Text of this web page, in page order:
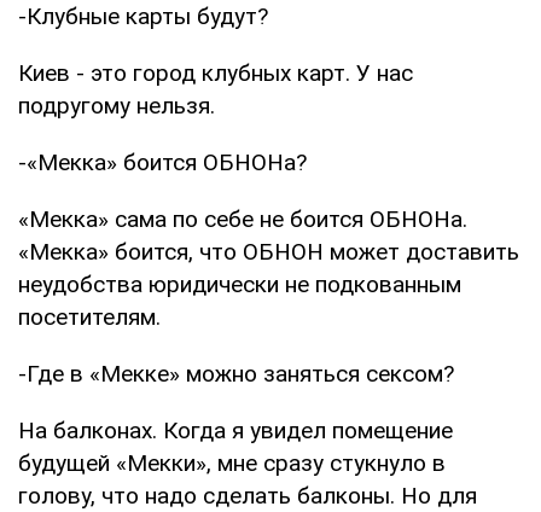
-Клубные карты будут?
Киев - это город клубных карт. У нас
подругому нельзя.
-«Мекка» боится ОБНОНа?
«Мекка» сама по себе не боится ОБНОНа.
«Мекка» боится, что ОБНОН может доставить
неудобства юридически не подкованным
посетителям.
-Где в «Мекке» можно заняться сексом?
На балконах. Когда я увидел помещение
будущей «Мекки», мне сразу стукнуло в
голову, что надо сделать балконы. Но для